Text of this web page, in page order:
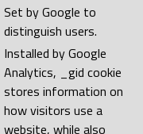
Set by Google to
distinguish users.
Installed by Google
Analytics, _gid cookie
stores information on
how visitors use a
website, while also